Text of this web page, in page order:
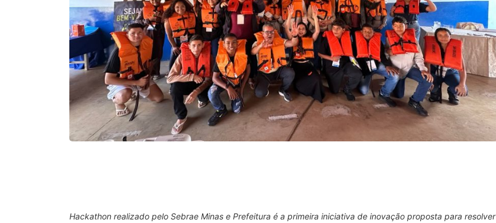
Hackathon realizado pelo Sebrae Minas e Prefeitura é a primeira iniciativa de inovação proposta para resolver